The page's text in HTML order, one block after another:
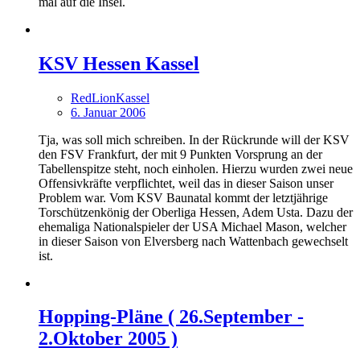
KSV Hessen Kassel
RedLionKassel
6. Januar 2006
Tja, was soll mich schreiben. In der Rückrunde will der KSV
den FSV Frankfurt, der mit 9 Punkten Vorsprung an der
Tabellenspitze steht, noch einholen. Hierzu wurden zwei neue
Offensivkräfte verpflichtet, weil das in dieser Saison unser
Problem war. Vom KSV Baunatal kommt der letztjährige
Torschützenkönig der Oberliga Hessen, Adem Usta. Dazu der
ehemaliga Nationalspieler der USA Michael Mason, welcher
in dieser Saison von Elversberg nach Wattenbach gewechselt
ist.
Hopping-Pläne ( 26.September -
2.Oktober 2005 )